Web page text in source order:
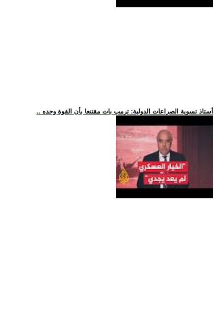
.. أستاذ تسوية الصراعات الدولية: ترمب بات مقتنعا بأن القوة وحده